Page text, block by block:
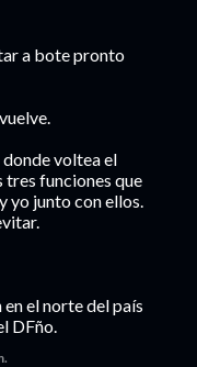
a bote pronto
donde voltea el
tres funciones que
yo junto con ellos.
el norte del país
DFño.